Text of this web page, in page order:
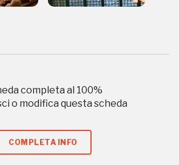
completa al 100%
o modifica questa scheda
COMPLETA INFO
Milano
questo non
possibile